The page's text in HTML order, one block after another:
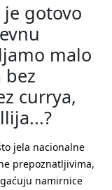
je gotovo
malo
bez
currya,
jela nacionalne
prepoznatljivima,
namirnice